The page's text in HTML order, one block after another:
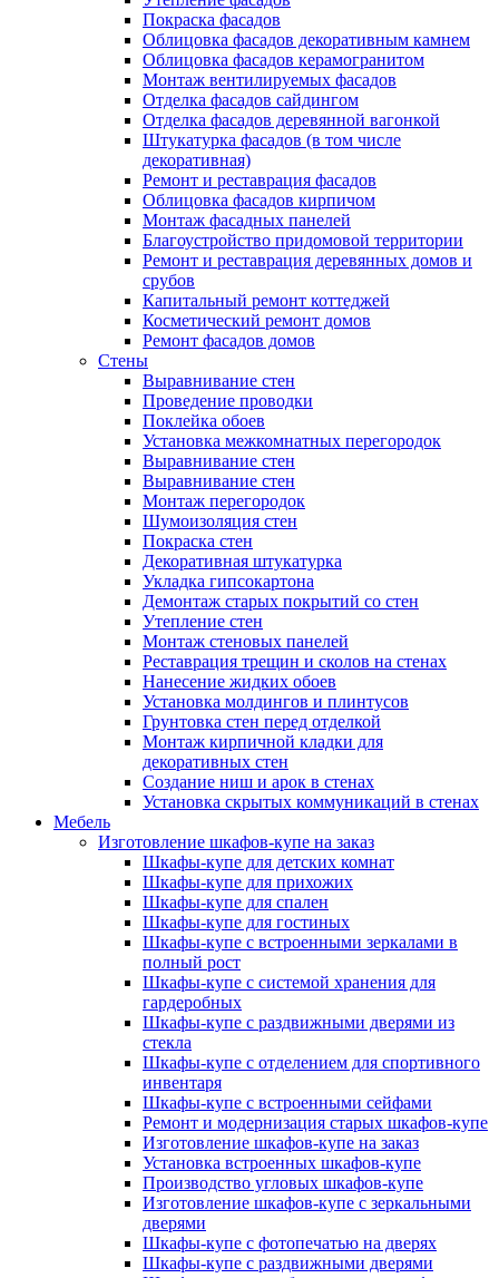
Покраска фасадов
Облицовка фасадов декоративным камнем
Облицовка фасадов керамогранитом
Монтаж вентилируемых фасадов
Отделка фасадов сайдингом
Отделка фасадов деревянной вагонкой
Штукатурка фасадов (в том числе
декоративная)
Ремонт и реставрация фасадов
Облицовка фасадов кирпичом
Монтаж фасадных панелей
Благоустройство придомовой территории
Ремонт и реставрация деревянных домов и
срубов
Капитальный ремонт коттеджей
Косметический ремонт домов
Ремонт фасадов домов
Стены
Выравнивание стен
Проведение проводки
Поклейка обоев
Установка межкомнатных перегородок
Выравнивание стен
Выравнивание стен
Монтаж перегородок
Шумоизоляция стен
Покраска стен
Декоративная штукатурка
Укладка гипсокартона
Демонтаж старых покрытий со стен
Утепление стен
Монтаж стеновых панелей
Реставрация трещин и сколов на стенах
Нанесение жидких обоев
Установка молдингов и плинтусов
Грунтовка стен перед отделкой
Монтаж кирпичной кладки для
декоративных стен
Создание ниш и арок в стенах
Установка скрытых коммуникаций в стенах
Мебель
Изготовление шкафов-купе на заказ
Шкафы-купе для детских комнат
Шкафы-купе для прихожих
Шкафы-купе для спален
Шкафы-купе для гостиных
Шкафы-купе с встроенными зеркалами в
полный рост
Шкафы-купе с системой хранения для
гардеробных
Шкафы-купе с раздвижными дверями из
стекла
Шкафы-купе с отделением для спортивного
инвентаря
Шкафы-купе с встроенными сейфами
Ремонт и модернизация старых шкафов-купе
Изготовление шкафов-купе на заказ
Установка встроенных шкафов-купе
Производство угловых шкафов-купе
Изготовление шкафов-купе с зеркальными
дверями
Шкафы-купе с фотопечатью на дверях
Шкафы-купе с раздвижными дверями